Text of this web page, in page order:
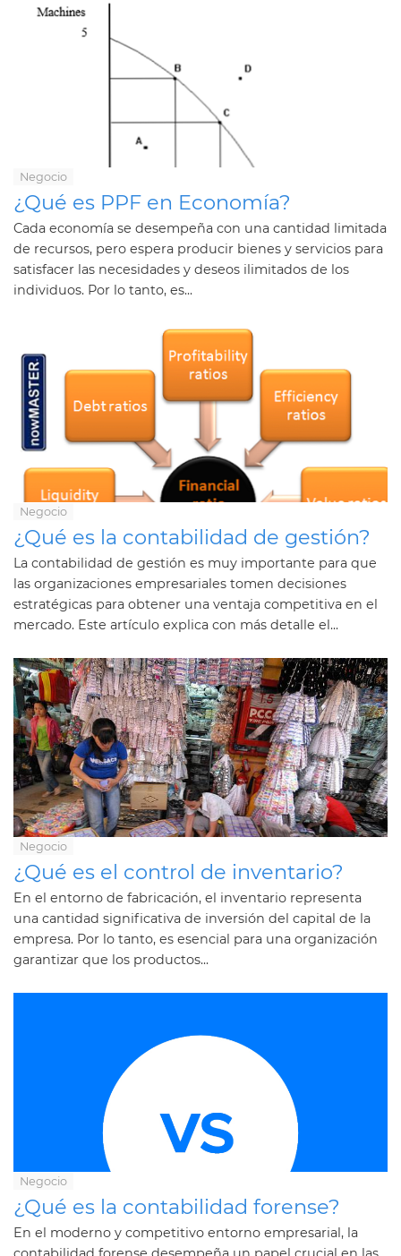
Negocio
¿Qué es PPF en Economía?
Cada economía se desempeña con una cantidad limitada
de recursos, pero espera producir bienes y servicios para
satisfacer las necesidades y deseos ilimitados de los
individuos. Por lo tanto, es...
Negocio
¿Qué es la contabilidad de gestión?
La contabilidad de gestión es muy importante para que
las organizaciones empresariales tomen decisiones
estratégicas para obtener una ventaja competitiva en el
mercado. Este artículo explica con más detalle el...
Negocio
¿Qué es el control de inventario?
En el entorno de fabricación, el inventario representa
una cantidad significativa de inversión del capital de la
empresa. Por lo tanto, es esencial para una organización
garantizar que los productos...
Negocio
¿Qué es la contabilidad forense?
En el moderno y competitivo entorno empresarial, la